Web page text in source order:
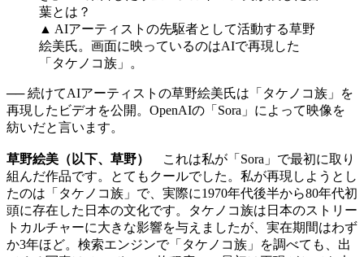
▲ AIアーティストの先駆者として活動する草野
絵美氏。画面に映っているのはAIで再現した
「タケノコ族」。
── 続けてAIアーティストの草野絵美氏は「タケノコ族」を
再現したビデオを公開。OpenAIの「Sora」によって映像を
紡いだと言います。
草野絵美（以下、草野）
これは私が「Sora」で最初に取り
組んだ作品です。とてもクールでした。私が再現しようとし
たのは「タケノコ族」で、実際に1970年代後半から80年代初
頭に存在した日本の文化です。タケノコ族は日本のストリー
トカルチャーに大きな影響を与えましたが、実在期間はわず
か3年ほど。検索エンジンで「タケノコ族」を調べても、出